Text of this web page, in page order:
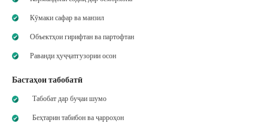
Кӯмаки сафар ва манзил
Объектҳои гирифтан ва партофтан
Раванди ҳуҷҷатгузории осон
Бастаҳои табобатӣ
Табобат дар буҷаи шумо
Беҳтарин табибон ва ҷарроҳон